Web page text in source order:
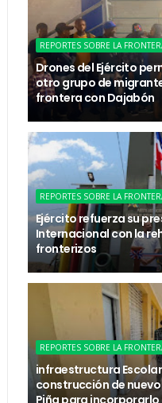
REPORTES SOBRE LA
Drones del Ejército
otro grupo de
frontera con Dajabón
REPORTES SOBRE LA
Ejército refuerza su
Internacional con la
fronterizos
REPORTES SOBRE LA
infraestructura
construcción de nuevo
Piña para